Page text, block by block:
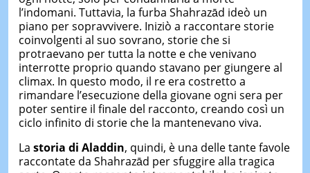
l’indomani. Tuttavia, la furba Shahrazād ideò un
piano per sopravvivere. Iniziò a raccontare storie
coinvolgenti al suo sovrano, storie che si
protraevano per tutta la notte e che venivano
interrotte proprio quando stavano per giungere al
climax. In questo modo, il re era costretto a
rimandare l’esecuzione della giovane ogni sera per
poter sentire il finale del racconto, creando così un
ciclo infinito di storie che la mantenevano viva.
La storia di Aladdin, quindi, è una delle tante favole
raccontate da Shahrazād per sfuggire alla tragica